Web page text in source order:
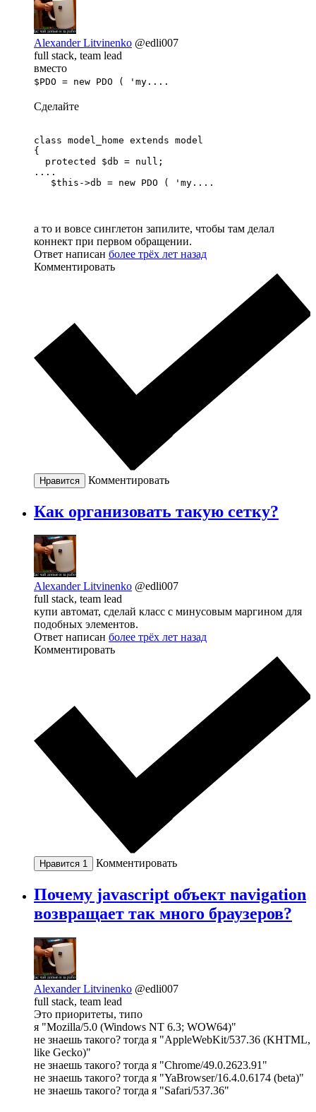
Alexander Litvinenko @edli007
full stack, team lead
вместо
$PDO = new PDO ( 'my....
Сделайте
class model_home extends model
{
  protected $db = null;
....
   $this->db = new PDO ( 'my....
а то и вовсе синглетон запилите, чтобы там делал
коннект при первом обращении.
Ответ написан более трёх лет назад
Комментировать
Нравится Комментировать
Как организовать такую сетку?
Alexander Litvinenko @edli007
full stack, team lead
купи автомат, сделай класс с минусовым маргином для
подобных элементов.
Ответ написан более трёх лет назад
Комментировать
Нравится 1 Комментировать
Почему javascript объект navigation
возвращает так много браузеров?
Alexander Litvinenko @edli007
full stack, team lead
Это приоритеты, типо
я "Mozilla/5.0 (Windows NT 6.3; WOW64)"
не знаешь такого? тогда я "AppleWebKit/537.36 (KHTML,
like Gecko)"
не знаешь такого? тогда я "Chrome/49.0.2623.91"
не знаешь такого? тогда я "YaBrowser/16.4.0.6174 (beta)"
не знаешь такого? тогда я "Safari/537.36"